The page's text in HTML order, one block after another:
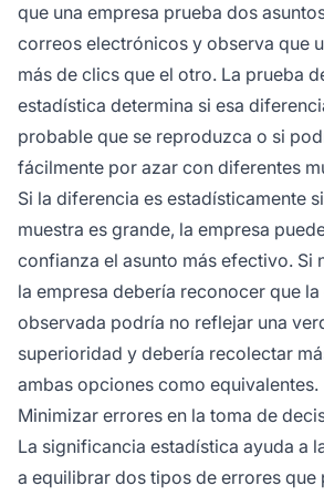
que una empresa prueba dos
correos electrónicos y observa que
más de clics que el otro. La prueba
estadística determina si esa
probable que se reproduzca o si
fácilmente por azar con diferentes
Si la diferencia es estadísticamente
muestra es grande, la empresa
confianza el asunto más efectivo. Si
la empresa debería reconocer que
observada podría no reflejar una
superioridad y debería recolectar
ambas opciones como equivalentes.
Minimizar errores en la toma de
La significancia estadística ayuda a
a equilibrar dos tipos de errores que